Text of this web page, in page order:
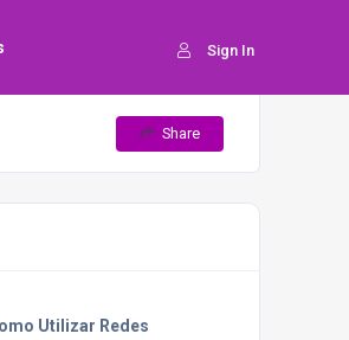
Sign In
Share
Utilizar Redes